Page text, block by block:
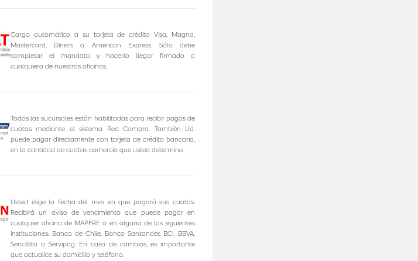
Cargo automático a su tarjeta de crédito Visa, Magna,
Mastercard, Diner's o American Express. Sólo debe
completar el mandato y hacerlo llegar firmado a
cualquiera de nuestras oficinas.
Todas las sucursales están habilitadas para recibir pagos de
cuotas mediante el sistema Red Compra. También Ud.
puede pagar directamente con tarjeta de crédito bancaria,
en la cantidad de cuotas comercio que usted determine.
Usted elige la fecha del mes en que pagará sus cuotas.
Recibirá un aviso de vencimiento que puede pagar en
cualquier oficina de MAPFRE o en alguna de las siguientes
instituciones: Banco de Chile, Banco Santander, BCI, BBVA,
Sencillito o Servipag. En caso de cambios, es importante
que actualice su domicilio y teléfono.